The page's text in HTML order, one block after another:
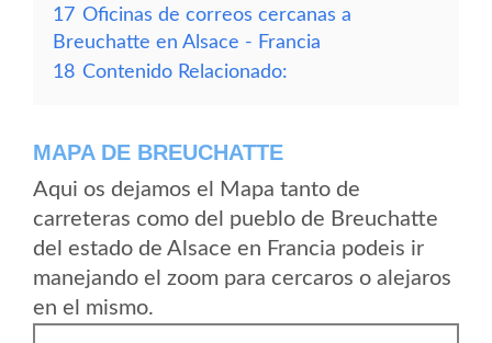
17 Oficinas de correos cercanas a
Breuchatte en Alsace - Francia
18 Contenido Relacionado:
MAPA DE BREUCHATTE
Aqui os dejamos el Mapa tanto de
carreteras como del pueblo de Breuchatte
del estado de Alsace en Francia podeis ir
manejando el zoom para cercaros o alejaros
en el mismo.